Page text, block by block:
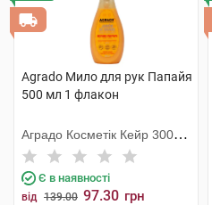
Agrado Мило для рук Папайя
500 мл 1 флакон
Аградо Косметік Кейр 3000
С.Л.У.
Є в наявності
від 139.00 97.30 грн